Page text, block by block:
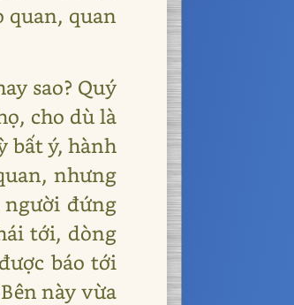
quan, quan
sao? Quý
cho dù là
bất ý, hành
nhưng
người đứng
tới, dòng
báo tới
này vừa